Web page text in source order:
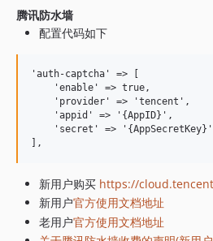
腾讯防水墙
配置代码如下
'auth-captcha' => [
    'enable' => true,
    'provider' => 'tencent',
    'appid' => '{AppID}',
'secret' =>
新用户购买 https://
新用户官方使用文档地址
老用户官方使用文档地址